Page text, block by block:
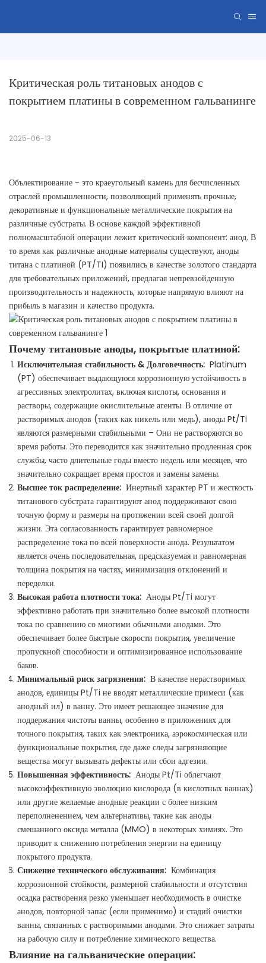
Критическая роль титановых анодов с
покрытием платины в современном гальванинге
2025-06-13
Обълектирование - это краеугольный камень для бесчисленных
отраслей промышленности, позволяющий применять прочные,
декоративные и функциональные металлические покрытия на
различные субстраты. В основе каждой эффективной
полномасштабной операции лежит критический компонент: анод. В
то время как различные анодные материалы существуют, аноды
титана с платиной (PT/TI) появились в качестве золотого стандарта
для требовательных приложений, предлагая непревзойденную
производительность и надежность, которые напрямую влияют на
прибыль в магазин и качество продукта.
Почему титановые аноды, покрытые платиной:
Исключительная стабильность & Долговечность: Platinum
(PT) обеспечивает выдающуюся коррозионную устойчивость в
агрессивных электролитах, включая кислоты, основания и
растворы, содержащие окислительные агенты. В отличие от
растворимых анодов (таких как никель или медь), аноды Pt/Ti
являются размерными стабильными – Они не растворяются во
время работы. Это переводится как значительно продленная срок
службы, часто длительные годы вместо недель или месяцев, что
значительно сокращает время простоя и замены замены.
Высшее ток распределение: Инертный характер PT и жесткость
титанового субстрата гарантируют анод поддерживают свою
точную форму и размеры на протяжении всей своей долгой
жизни. Эта согласованность гарантирует равномерное
распределение тока по всей поверхности анода. Результатом
является очень последовательная, предсказуемая и равномерная
толщина покрытия на частях, минимизация отклонений и
переделки.
Высокая работа плотности тока: Аноды Pt/Ti могут
эффективно работать при значительно более высокой плотности
тока по сравнению со многими обычными анодами. Это
обеспечивает более быстрые скорости покрытия, увеличение
пропускной способности и оптимизированное использование
баков.
Минимальный риск загрязнения: В качестве нерастворимых
анодов, единицы Pt/Ti не вводят металлические примеси (как
анодный ил) в ванну. Это имеет решающее значение для
поддержания чистоты ванны, особенно в приложениях для
точного покрытия, таких как электроника, аэрокосмическая или
функциональные покрытия, где даже следы загрязняющие
вещества могут вызывать дефекты или сбои адгезии.
Повышенная эффективность: Аноды Pt/Ti облегчают
высокоэффективную эволюцию кислорода (в кислотных ваннах)
или другие желаемые анодные реакции с более низким
переполненением, чем альтернативы, такие как аноды
смешанного оксида металла (MMO) в некоторых химиях. Это
приводит к снижению потребления энергии на единицу
покрытого продукта.
Снижение технического обслуживания: Комбинация
коррозионной стойкости, размерной стабильности и отсутствия
осадка растворения резко уменьшает необходимость в очистке
анодов, повторной запас (если применимо) и стадий очистки
ванны, связанных с растворимыми анодами. Это снижает затраты
на рабочую силу и потребление химического вещества.
Влияние на гальванические операции: